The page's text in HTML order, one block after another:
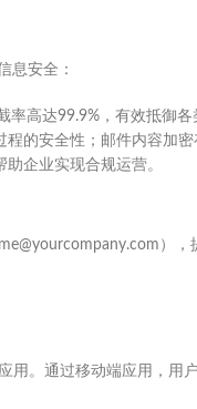
息安全：
率高达99.9%，有效抵御
程的安全性；邮件内容加密
企业实现合规运营。
）
用。通过移动端应用，